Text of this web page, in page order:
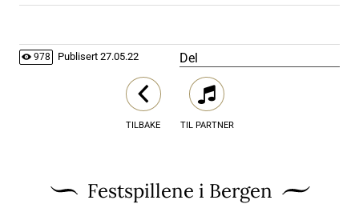
978 Publisert 27.05.22
TILBAKE TIL PARTNER
Del
Festspillene i Bergen